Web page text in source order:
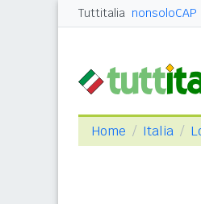
Tuttitalia nonsoloCAP
Home Italia